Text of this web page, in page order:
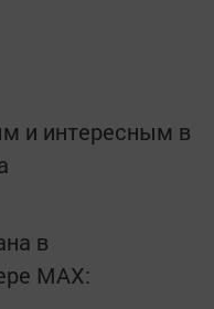
и интересным в
в
MАХ: